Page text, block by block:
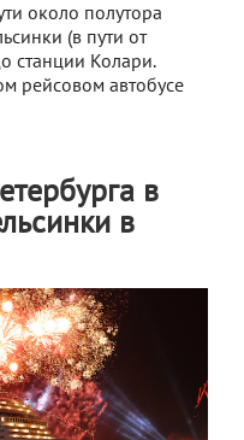
около полутора
(в пути от
станции Колари.
рейсовом автобусе
в
в